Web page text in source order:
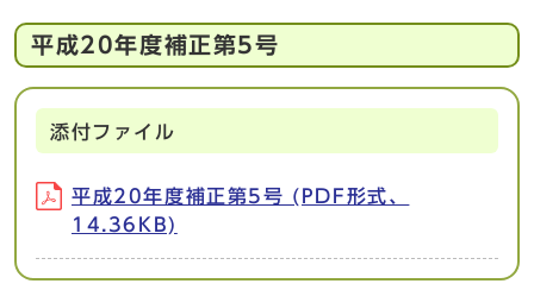
平成20年度補正第5号
添付ファイル
平成20年度補正第5号 (PDF形式、
14.36KB)